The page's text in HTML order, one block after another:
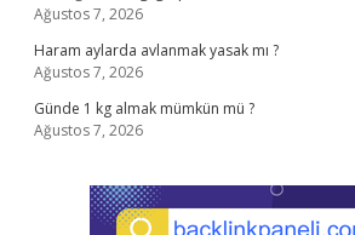
Ağustos 7, 2026
Haram aylarda avlanmak yasak mı ?
Ağustos 7, 2026
Günde 1 kg almak mümkün mü ?
Ağustos 7, 2026